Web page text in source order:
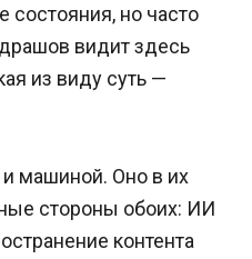
но часто
видит здесь
из виду суть —
машиной. Оно в их
стороны обоих: ИИ
контента